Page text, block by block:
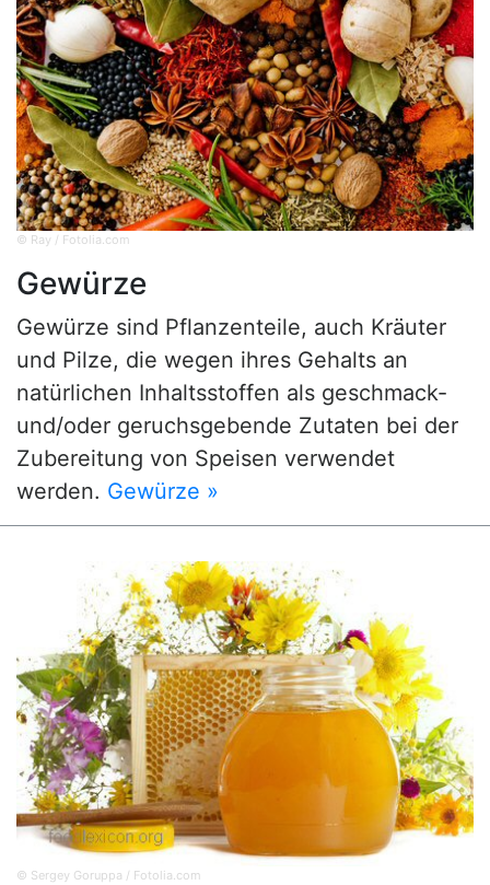
© Ray / Fotolia.com
Gewürze
Gewürze sind Pflanzenteile, auch Kräuter
und Pilze, die wegen ihres Gehalts an
natürlichen Inhaltsstoffen als geschmack-
und/oder geruchsgebende Zutaten bei der
Zubereitung von Speisen verwendet
werden. Gewürze »
© Sergey Goruppa / Fotolia.com